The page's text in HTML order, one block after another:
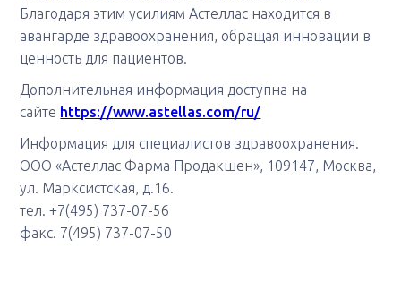
Благодаря этим усилиям Астеллас находится в
авангарде здравоохранения, обращая инновации в
ценность для пациентов.
Дополнительная информация доступна на
сайте https://www.astellas.com/ru/
Информация для специалистов здравоохранения.
ООО «Астеллас Фарма Продакшен», 109147, Москва,
ул. Марксистская, д.16.
тел. +7(495) 737-07-56
факс. 7(495) 737-07-50